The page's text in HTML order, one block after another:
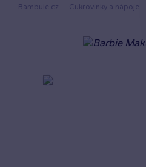
Bambule.cz · Cukrovinky a nápoje ·